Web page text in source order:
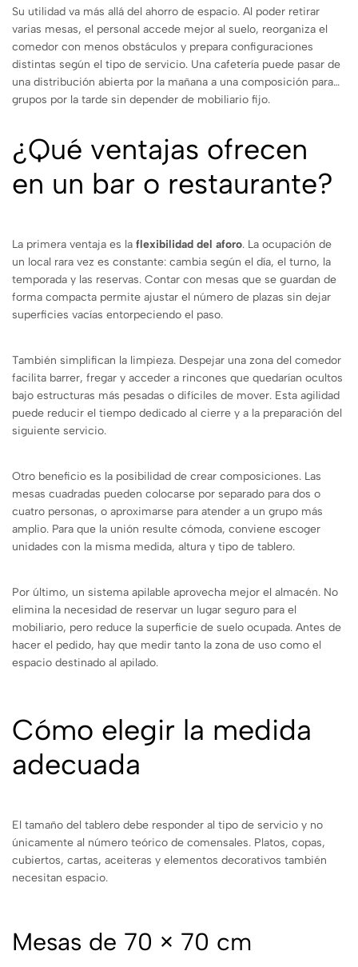
Su utilidad va más allá del ahorro de espacio. Al poder retirar
varias mesas, el personal accede mejor al suelo, reorganiza el
comedor con menos obstáculos y prepara configuraciones
distintas según el tipo de servicio. Una cafetería puede pasar de
una distribución abierta por la mañana a una composición para
grupos por la tarde sin depender de mobiliario fijo.
¿Qué ventajas ofrecen
en un bar o restaurante?
La primera ventaja es la flexibilidad del aforo. La ocupación de
un local rara vez es constante: cambia según el día, el turno, la
temporada y las reservas. Contar con mesas que se guardan de
forma compacta permite ajustar el número de plazas sin dejar
superficies vacías entorpeciendo el paso.
También simplifican la limpieza. Despejar una zona del comedor
facilita barrer, fregar y acceder a rincones que quedarían ocultos
bajo estructuras más pesadas o difíciles de mover. Esta agilidad
puede reducir el tiempo dedicado al cierre y a la preparación del
siguiente servicio.
Otro beneficio es la posibilidad de crear composiciones. Las
mesas cuadradas pueden colocarse por separado para dos o
cuatro personas, o aproximarse para atender a un grupo más
amplio. Para que la unión resulte cómoda, conviene escoger
unidades con la misma medida, altura y tipo de tablero.
Por último, un sistema apilable aprovecha mejor el almacén. No
elimina la necesidad de reservar un lugar seguro para el
mobiliario, pero reduce la superficie de suelo ocupada. Antes de
hacer el pedido, hay que medir tanto la zona de uso como el
espacio destinado al apilado.
Cómo elegir la medida
adecuada
El tamaño del tablero debe responder al tipo de servicio y no
únicamente al número teórico de comensales. Platos, copas,
cubiertos, cartas, aceiteras y elementos decorativos también
necesitan espacio.
Mesas de 70 × 70 cm